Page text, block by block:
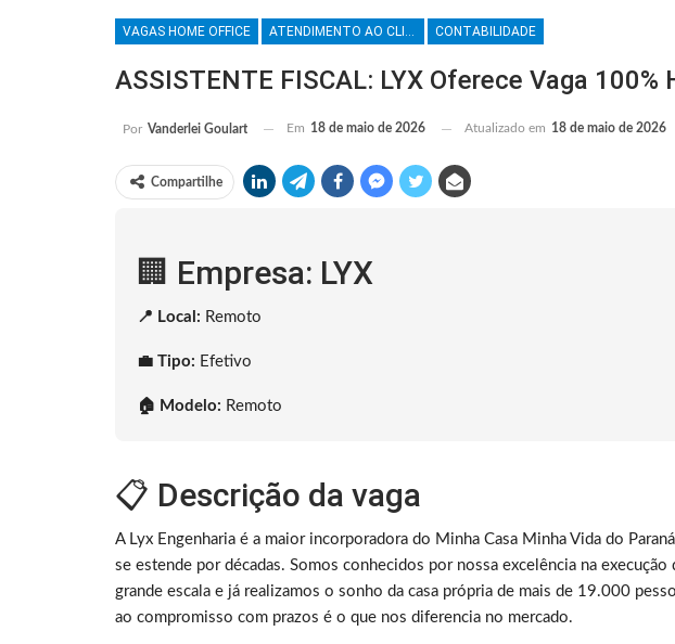
VAGAS HOME OFFICE ATENDIMENTO AO CLIENTE CONTABILIDADE
ASSISTENTE FISCAL: LYX Oferece Vaga 100%
Por Vanderlei Goulart Em 18 de maio de 2026 Atualizado em 18 de maio de 2026
Compartilhe
🏢 Empresa: LYX
📍 Local: Remoto
💼 Tipo: Efetivo
🏠 Modelo: Remoto
📋 Descrição da vaga
A Lyx Engenharia é a maior incorporadora do Minha Casa Minha Vida do
se estende por décadas. Somos conhecidos por nossa excelência na
grande escala e já realizamos o sonho da casa própria de mais de 19.000
ao compromisso com prazos é o que nos diferencia no mercado.